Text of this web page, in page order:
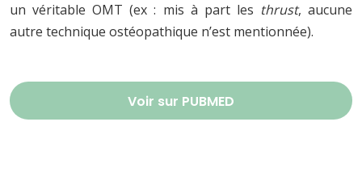
un véritable OMT (ex : mis à part les thrust, aucune
autre technique ostéopathique n’est mentionnée).
Voir sur PUBMED